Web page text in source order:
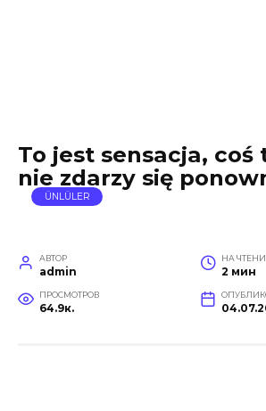
To jest sensacja, coś
nie zdarzy się
ÜNLÜLER
АВТОР
admin
НА
2 мин
ПРОСМОТРОВ
64.9к.